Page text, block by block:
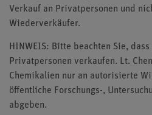
Verkauf an Privatpersonen und
Wiederverkäufer.
HINWEIS: Bitte beachten Sie,
Privatpersonen verkaufen. Lt.
Chemikalien nur an autorisierte
öffentliche Forschungs-,
abgeben.